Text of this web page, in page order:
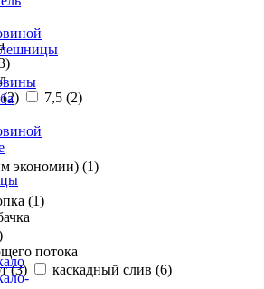
)
(2) 7,5 (2)
экономии) (1)
(1)
потока
(3) каскадный слив (6)